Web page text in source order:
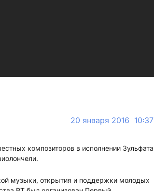
20 января 2016 10:37
композиторов в исполнении Зульфата
музыки, открытия и поддержки молодых